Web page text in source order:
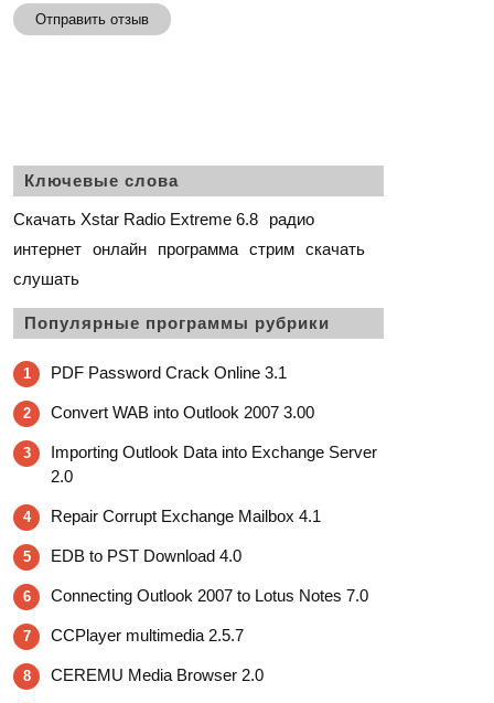
Отправить отзыв
Ключевые слова
Скачать Xstar Radio Extreme 6.8
радио
интернет онлайн программа стрим скачать
слушать
Популярные программы рубрики
1 PDF Password Crack Online 3.1
2 Convert WAB into Outlook 2007 3.00
3
Importing Outlook Data into Exchange Server
2.0
4 Repair Corrupt Exchange Mailbox 4.1
5 EDB to PST Download 4.0
6 Connecting Outlook 2007 to Lotus Notes 7.0
7 CCPlayer multimedia 2.5.7
8 CEREMU Media Browser 2.0